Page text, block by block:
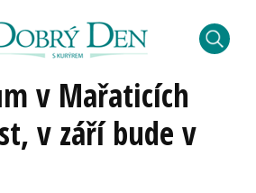
v Mařaticích
v září bude v